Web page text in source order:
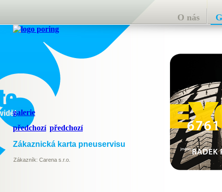
O nás
galerie
předchozí předchozí
Zákaznická karta pneuservisu
Zákazník:Carena s.r.o.